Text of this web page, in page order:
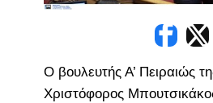
Ο βουλευτής Α’ Πειραιώς
Χριστόφορος